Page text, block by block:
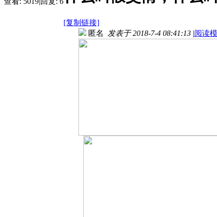
[复制链接]
匿名 发表于 2018-7-4 08:41:13 |阅读